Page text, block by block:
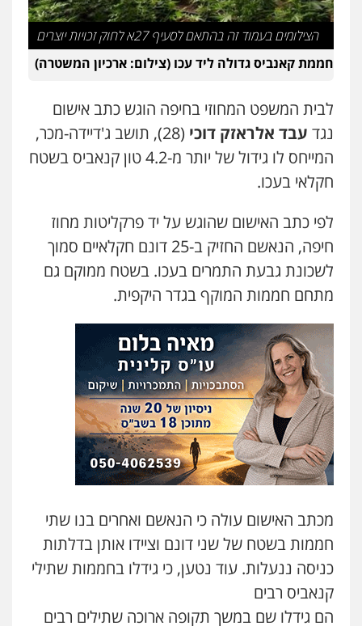
משרד עורכי דין פארס פלאח
פלילי צבאי צווארון לבן והונאה ביטוח לאומי
0549911449
עו"ד עידית שינו-אמיתי
פלילי עורכי דין לענייני אסירים פשיעה
חמורה מעצרים וחקירות
0507587013
פלילי תעבורה אזרחי נזיקין ביטוח
0505719060
עו"ד נס בן נתן
כלכלי פשיעה חמורה
0505555110
עו"ד דניאל דרוביצקי
פלילי משפחה צבאי
0526409925
עו"ד משה פלמור
פלילי כלכלי צווארון לבן עורכי דין לענייני
0549732303
עו"ד עמית רוזנצויג
הצילומים בעמוד זה בהתאם לסעיף 27א לחוק זכויות יוצרים
חממת קאנביס גדולה ליד עכו (צילום: ארכיון המשטרה)
לבית המשפט המחוזי בחיפה הוגש כתב אישום
נגד עבד אלראזק דוכי
(28), תושב ג'דיידה-מכר,
המייחס לו גידול של יותר מ-4.2 טון קנאביס בשטח
חקלאי בעכו.
לפי כתב האישום שהוגש על יד פרקליטות מחוז
חיפה, הנאשם החזיק ב-25 דונם חקלאיים סמוך
לשכונת גבעת התמרים בעכו. בשטח ממוקם גם
מתחם חממות המוקף בגדר היקפית.
מכתב האישום עולה כי הנאשם ואחרים בנו שתי
חממות בשטח של שני דונם וציידו אותן בדלתות
כניסה ננעלות. עוד נטען, כי גידלו בחממות שתילי
קנאביס רבים
הם גידלו שם במשך תקופה ארוכה שתילים רבים